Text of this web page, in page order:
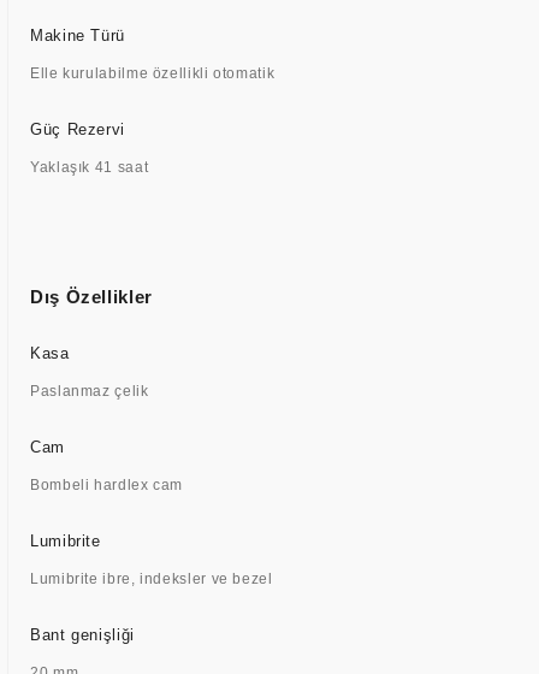
Makine Türü
Elle kurulabilme özellikli otomatik
Güç Rezervi
Yaklaşık 41 saat
Dış Özellikler
Kasa
Paslanmaz çelik
Cam
Bombeli hardlex cam
Lumibrite
Lumibrite ibre, indeksler ve bezel
Bant genişliği